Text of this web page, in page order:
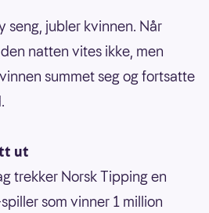
seng, jubler kvinnen. Når
natten vites ikke, men
summet seg og fortsatte
ut
trekker Norsk Tipping en
som vinner 1 million